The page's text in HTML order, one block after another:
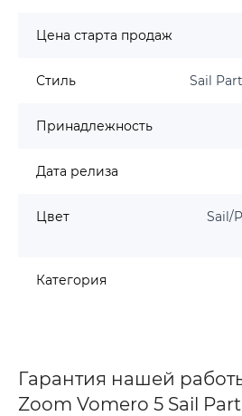
Цена старта продаж
Стиль Sail
Принадлежность
Дата релиза
Цвет
Sail/
Категория
Гарантия нашей
Zoom Vomero 5 Sail